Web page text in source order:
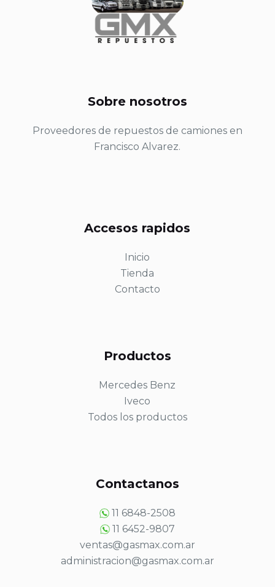
Sobre nosotros
Proveedores de repuestos de camiones en
Francisco Alvarez.
Accesos rapidos
Inicio
Tienda
Contacto
Productos
Mercedes Benz
Iveco
Todos los productos
Contactanos
11 6848-2508
11 6452-9807
ventas@gasmax.com.ar
administracion@gasmax.com.ar